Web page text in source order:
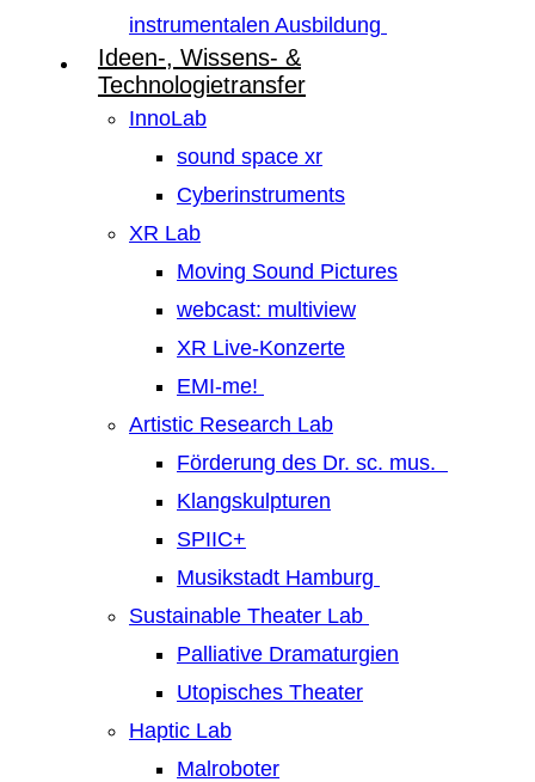
instrumentalen Ausbildung
Ideen-, Wissens- &
Technologietransfer
InnoLab
sound space xr
Cyberinstruments
XR Lab
Moving Sound Pictures
webcast: multiview
XR Live-Konzerte
EMI-me!
Artistic Research Lab
Förderung des Dr. sc. mus.
Klangskulpturen
SPIIC+
Musikstadt Hamburg
Sustainable Theater Lab
Palliative Dramaturgien
Utopisches Theater
Haptic Lab
Malroboter